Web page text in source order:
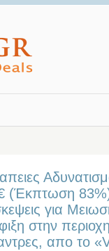
(Έκπτωση
για
στην
απο το